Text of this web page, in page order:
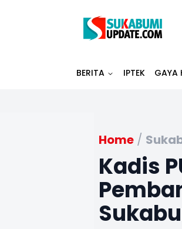
BERITA IPTEK GAYA
Home /
Kadis